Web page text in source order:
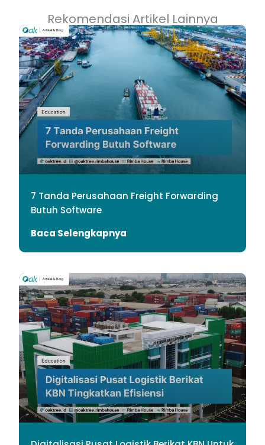
Rekomendasi Artikel Lainnya
7 Tanda Perusahaan Freight Forwarding
Butuh Software
Baca Selengkapnya